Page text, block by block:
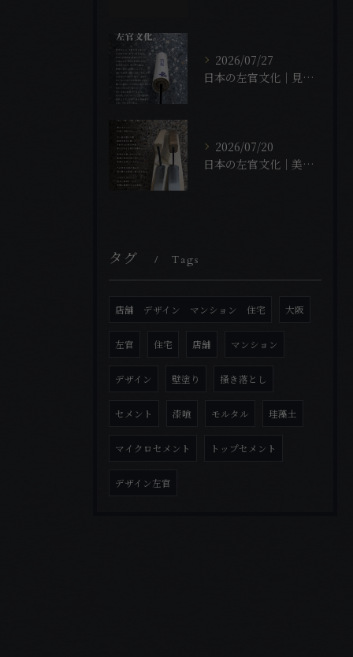
2026/07/27
日本の左官文化｜見せるのではなく、現していく。
2026/07/20
日本の左官文化｜美しさは、石の間にある。
タグ Tags
店舗 デザイン マンション 住宅 大阪
左官 住宅 店舗 マンション
デザイン 壁塗り 掻き落とし
セメント 漆喰 モルタル 珪藻土
マイクロセメント トップセメント
デザイン左官